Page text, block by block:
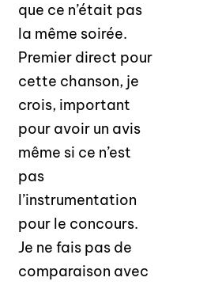
que ce n’était pas
la même soirée.
Premier direct pour
cette chanson, je
crois, important
pour avoir un avis
même si ce n’est
pas
l’instrumentation
pour le concours.
Je ne fais pas de
comparaison avec